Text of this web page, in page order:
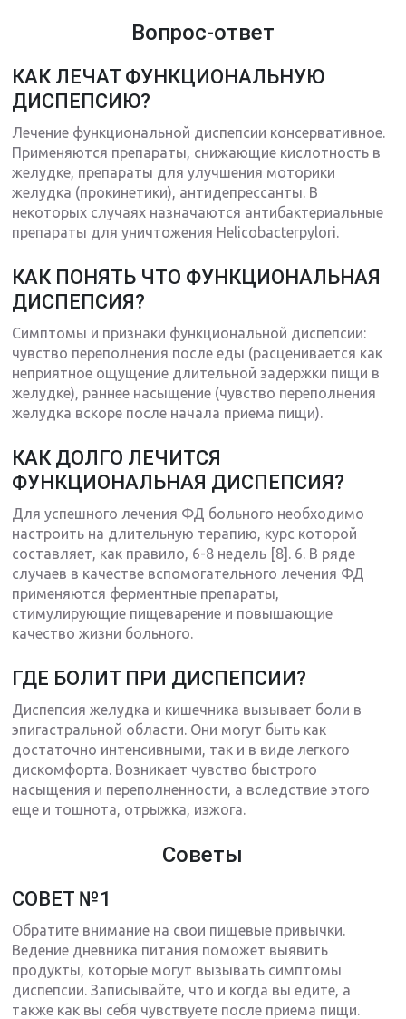
Вопрос-ответ
КАК ЛЕЧАТ ФУНКЦИОНАЛЬНУЮ
ДИСПЕПСИЮ?
Лечение функциональной диспепсии консервативное.
Применяются препараты, снижающие кислотность в
желудке, препараты для улучшения моторики
желудка (прокинетики), антидепрессанты. В
некоторых случаях назначаются антибактериальные
препараты для уничтожения Helicobacterpylori.
КАК ПОНЯТЬ ЧТО ФУНКЦИОНАЛЬНАЯ
ДИСПЕПСИЯ?
Симптомы и признаки функциональной диспепсии:
чувство переполнения после еды (расценивается как
неприятное ощущение длительной задержки пищи в
желудке), раннее насыщение (чувство переполнения
желудка вскоре после начала приема пищи).
КАК ДОЛГО ЛЕЧИТСЯ
ФУНКЦИОНАЛЬНАЯ ДИСПЕПСИЯ?
Для успешного лечения ФД больного необходимо
настроить на длительную терапию, курс которой
составляет, как правило, 6-8 недель [8]. 6. В ряде
случаев в качестве вспомогательного лечения ФД
применяются ферментные препараты,
стимулирующие пищеварение и повышающие
качество жизни больного.
ГДЕ БОЛИТ ПРИ ДИСПЕПСИИ?
Диспепсия желудка и кишечника вызывает боли в
эпигастральной области. Они могут быть как
достаточно интенсивными, так и в виде легкого
дискомфорта. Возникает чувство быстрого
насыщения и переполненности, а вследствие этого
еще и тошнота, отрыжка, изжога.
Советы
СОВЕТ №1
Обратите внимание на свои пищевые привычки.
Ведение дневника питания поможет выявить
продукты, которые могут вызывать симптомы
диспепсии. Записывайте, что и когда вы едите, а
также как вы себя чувствуете после приема пищи.